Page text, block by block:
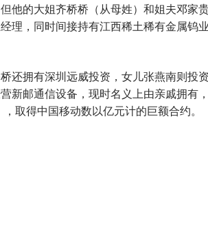
他的大姐齐桥桥（从母姓）和姐夫邓家
理，同时间接持有江西稀土稀有金属钨
还拥有深圳远威投资，女儿张燕南则投
新邮通信设备，现时名义上由亲戚拥有
，取得中国移动数以亿元计的巨额合约。